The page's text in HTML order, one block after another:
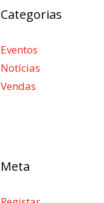
Categorias
Eventos
Notícias
Vendas
Meta